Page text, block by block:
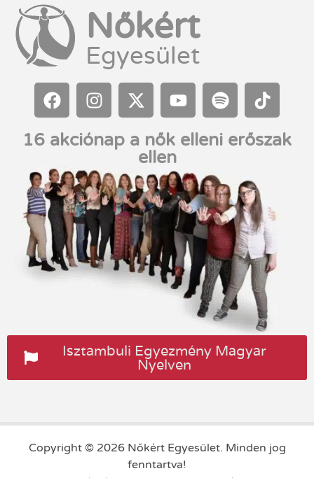
Nőkért
Egyesület
16 akciónap a nők elleni erőszak
ellen
Isztambuli Egyezmény Magyar
Nyelven
Copyright © 2026 Nőkért Egyesület. Minden jog
fenntartva!